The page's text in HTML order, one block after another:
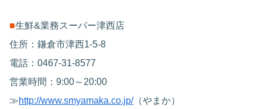
■生鮮&業務スーパー津西店
住所：鎌倉市津西1-5-8
電話：0467-31-8577
営業時間：9:00～20:00
≫http://www.smyamaka.co.jp/（やまか）